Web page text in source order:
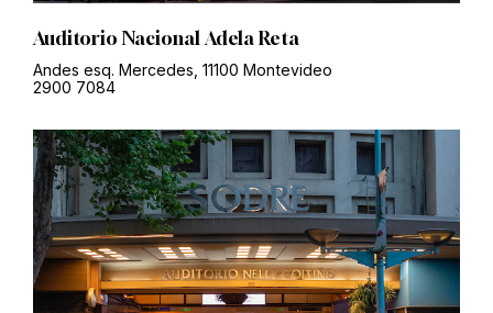
Auditorio Nacional Adela Reta
Andes esq. Mercedes, 11100 Montevideo
2900 7084